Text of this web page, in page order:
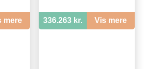
mere 336.263 kr. Vis mere